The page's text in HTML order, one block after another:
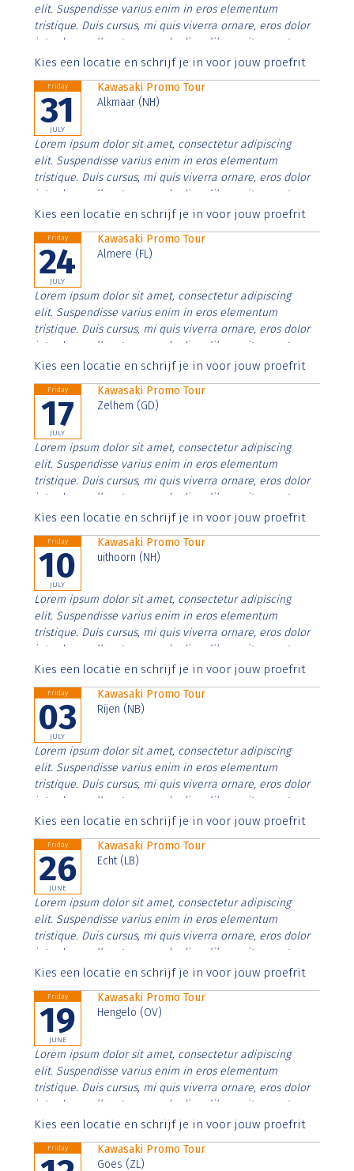
elit. Suspendisse varius enim in eros elementum
tristique. Duis cursus, mi quis viverra ornare, eros dolor
interdum nulla, ut commodo diam libero vitae erat.
Aenean faucibus nibh et justo cursus id rutrum lorem
Kies een locatie en schrijf je in voor jouw proefrit
Friday
31
JULY
Kawasaki Promo Tour
Alkmaar (NH)
Lorem ipsum dolor sit amet, consectetur adipiscing
elit. Suspendisse varius enim in eros elementum
tristique. Duis cursus, mi quis viverra ornare, eros dolor
interdum nulla, ut commodo diam libero vitae erat.
Aenean faucibus nibh et justo cursus id rutrum lorem
Kies een locatie en schrijf je in voor jouw proefrit
Friday
24
JULY
Kawasaki Promo Tour
Almere (FL)
Lorem ipsum dolor sit amet, consectetur adipiscing
elit. Suspendisse varius enim in eros elementum
tristique. Duis cursus, mi quis viverra ornare, eros dolor
interdum nulla, ut commodo diam libero vitae erat.
Aenean faucibus nibh et justo cursus id rutrum lorem
Kies een locatie en schrijf je in voor jouw proefrit
Friday
17
JULY
Kawasaki Promo Tour
Zelhem (GD)
Lorem ipsum dolor sit amet, consectetur adipiscing
elit. Suspendisse varius enim in eros elementum
tristique. Duis cursus, mi quis viverra ornare, eros dolor
interdum nulla, ut commodo diam libero vitae erat.
Aenean faucibus nibh et justo cursus id rutrum lorem
Kies een locatie en schrijf je in voor jouw proefrit
Friday
10
JULY
Kawasaki Promo Tour
uithoorn (NH)
Lorem ipsum dolor sit amet, consectetur adipiscing
elit. Suspendisse varius enim in eros elementum
tristique. Duis cursus, mi quis viverra ornare, eros dolor
interdum nulla, ut commodo diam libero vitae erat.
Aenean faucibus nibh et justo cursus id rutrum lorem
Kies een locatie en schrijf je in voor jouw proefrit
Friday
03
JULY
Kawasaki Promo Tour
Rijen (NB)
Lorem ipsum dolor sit amet, consectetur adipiscing
elit. Suspendisse varius enim in eros elementum
tristique. Duis cursus, mi quis viverra ornare, eros dolor
interdum nulla, ut commodo diam libero vitae erat.
Aenean faucibus nibh et justo cursus id rutrum lorem
Kies een locatie en schrijf je in voor jouw proefrit
Friday
26
JUNE
Kawasaki Promo Tour
Echt (LB)
Lorem ipsum dolor sit amet, consectetur adipiscing
elit. Suspendisse varius enim in eros elementum
tristique. Duis cursus, mi quis viverra ornare, eros dolor
interdum nulla, ut commodo diam libero vitae erat.
Aenean faucibus nibh et justo cursus id rutrum lorem
Kies een locatie en schrijf je in voor jouw proefrit
Friday
19
JUNE
Kawasaki Promo Tour
Hengelo (OV)
Lorem ipsum dolor sit amet, consectetur adipiscing
elit. Suspendisse varius enim in eros elementum
tristique. Duis cursus, mi quis viverra ornare, eros dolor
interdum nulla, ut commodo diam libero vitae erat.
Aenean faucibus nibh et justo cursus id rutrum lorem
Kies een locatie en schrijf je in voor jouw proefrit
Friday
Kawasaki Promo Tour
Goes (ZL)